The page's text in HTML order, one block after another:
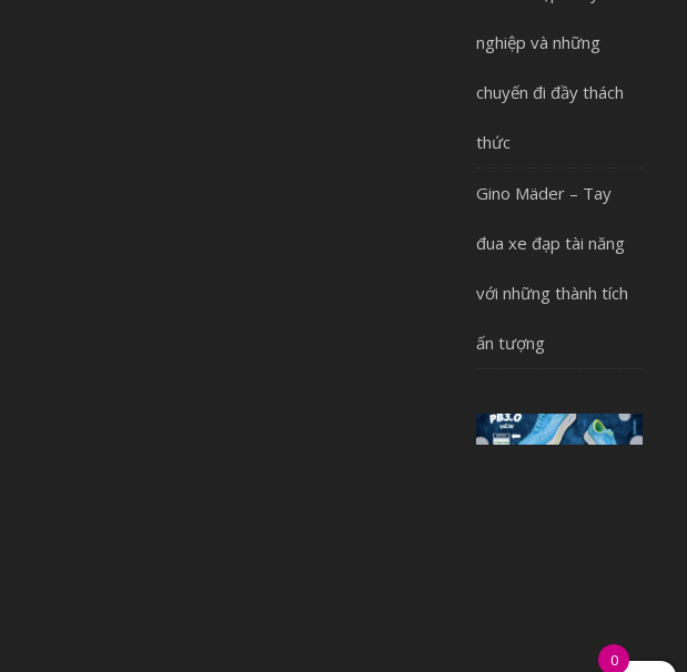
nghiệp và những
chuyến đi đầy thách
thức
Gino Mäder – Tay
đua xe đạp tài năng
với những thành tích
ấn tượng
0